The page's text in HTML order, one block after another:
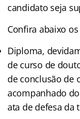
candidato seja
Confira abaixo
Diploma,
de curso de
de conclusão de
acompanhado
ata de defesa da